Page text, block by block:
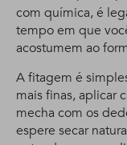
com química, é
tempo em que
acostumem ao
A fitagem é
mais finas, aplicar
mecha com os
espere secar